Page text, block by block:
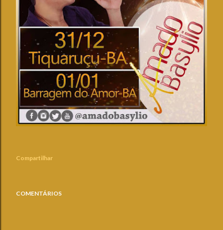
Compartilhar
COMENTÁRIOS